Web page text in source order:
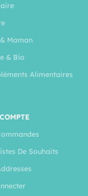
Maman
& Bio
Alimentaires
De Souhaits